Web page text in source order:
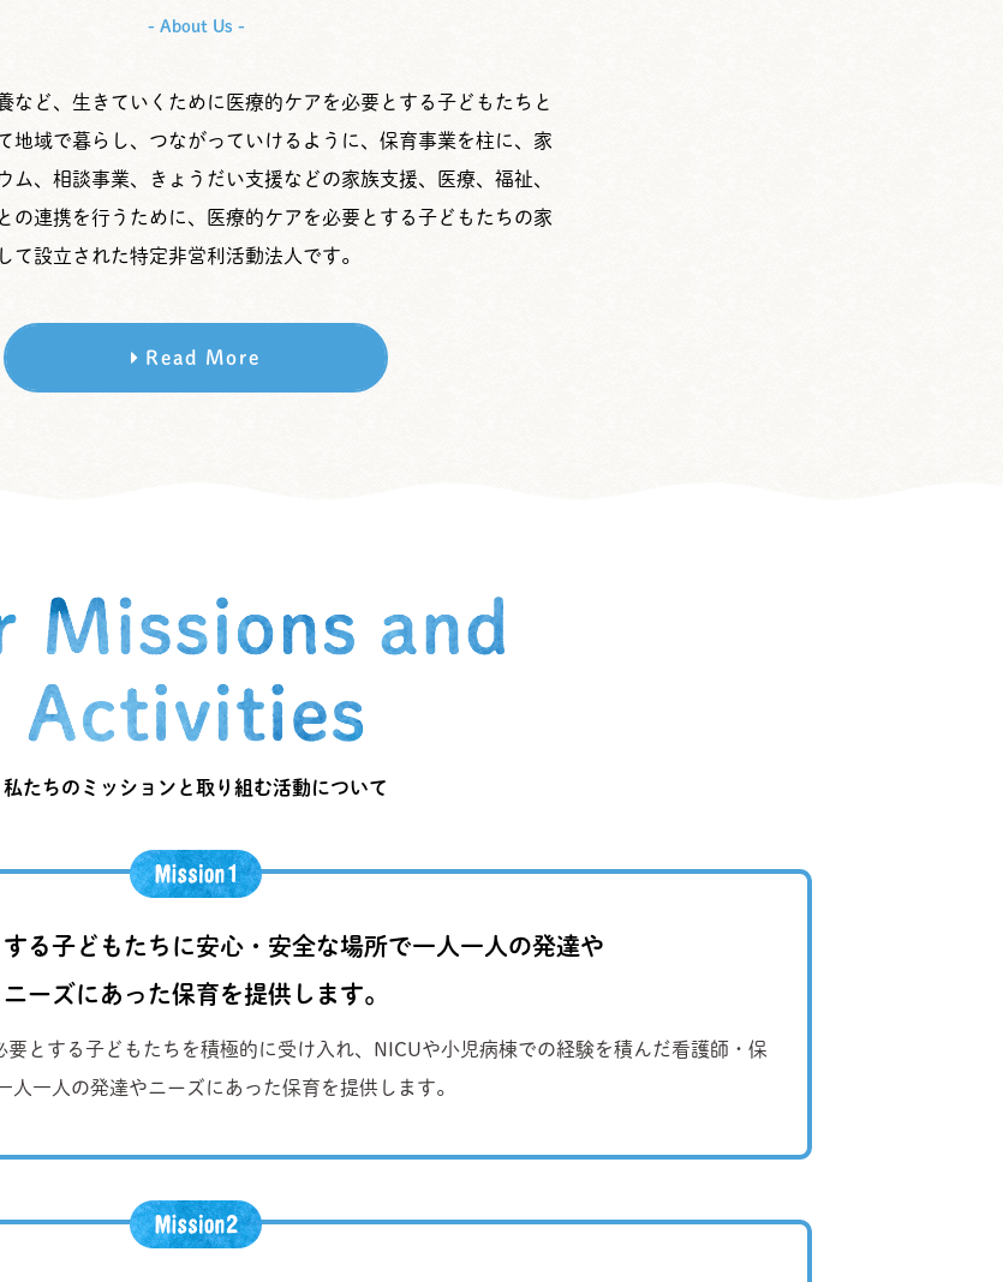
- About Us -
など、生きていくために医療的ケアを必要とする子どもたちと
地域で暮らし、つながっていけるように、保育事業を柱に、家
ム、相談事業、きょうだい支援などの家族支援、医療、福祉、
の連携を行うために、医療的ケアを必要とする子どもたちの家
て設立された特定非営利活動法人です。
Read More
私たちのミッションと取り組む活動について
る子どもたちに安心・安全な場所で一人一人の発達や
ニーズにあった保育を提供します。
とする子どもたちを積極的に受け入れ、NICUや小児病棟での経験を積んだ看護師・保
人一人の発達やニーズにあった保育を提供します。